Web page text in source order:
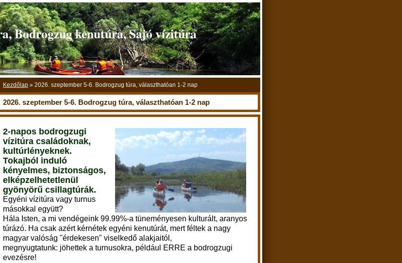
Bodrogzug kenutúra, Sajó vízitúra
Kezdőlap » 2026. szeptember 5-6. Bodrogzug túra, választhatóan 1-2 nap
2026. szeptember 5-6. Bodrogzug túra, választhatóan 1-2 nap
2-napos bodrogzugi
vízitúra családoknak,
kultúrlényeknek.
Tokajból induló
kényelmes, biztonságos,
elképzelhetetlenül
gyönyörű csillagtúrák.
Egyéni vízitúra vagy turnus
másokkal együtt?
Hála Isten, a mi vendégeink 99.99%-a tüneményesen kulturált, aranyos
túrázó. Ha csak azért kérnétek egyéni kenutúrát, mert féltek a nagy
magyar valóság "érdekesen" viselkedő alakjaitól,
megnyugtatunk: jöhettek a turnusokra, például ERRE a bodrogzugi
evezésre!